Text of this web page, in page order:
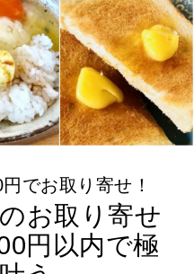
月のあなた
える
いろ
ること
でお取り寄せ！
お取り寄せ
円以内で極